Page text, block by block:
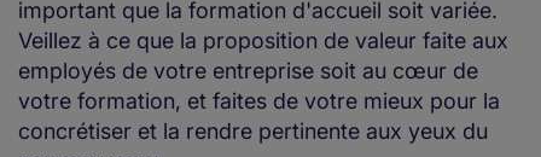
important que la formation d'accueil soit variée.
Veillez à ce que la proposition de valeur faite aux
employés de votre entreprise soit au cœur de
votre formation, et faites de votre mieux pour la
concrétiser et la rendre pertinente aux yeux du